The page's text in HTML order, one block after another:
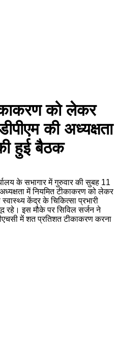
को लेकर
की अध्यक्षता
हुई बैठक
के सभागार में गुरुवार की सुबह 11
में नियमित टीकाकरण को लेकर
केंद्र के चिकित्सा प्रभारी
रहे। इस मौके पर सिविल सर्जन ने
में शत प्रतिशत टीकाकरण करना